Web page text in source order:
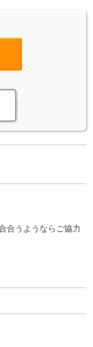
合うようならご協力